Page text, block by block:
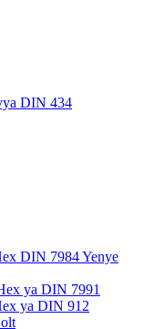
DIN 434
DIN 7984 Yenye
ya DIN 7991
ya DIN 912